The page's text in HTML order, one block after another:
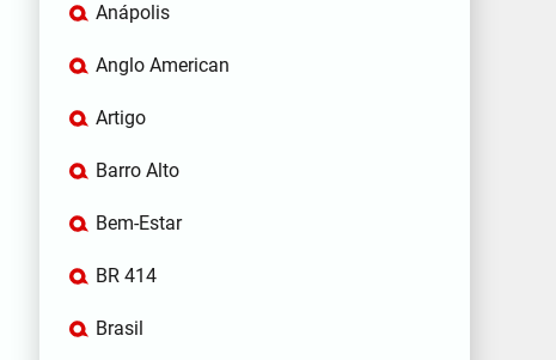
Anápolis
Anglo American
Artigo
Barro Alto
Bem-Estar
BR 414
Brasil